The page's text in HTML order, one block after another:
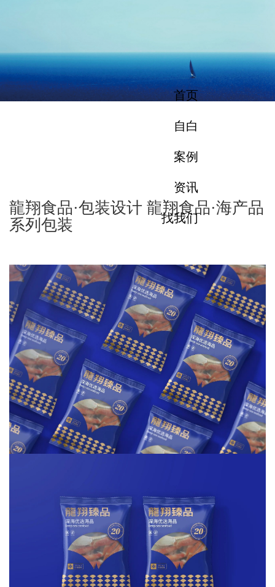
首页
自白
案例
资讯
找我们
龍翔食品·包装设计 龍翔食品·海产品
系列包装